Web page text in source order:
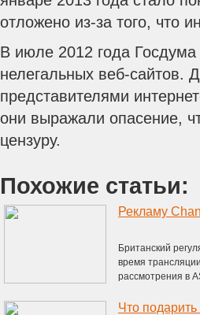
отложено из-за того, что
В июле 2012 года
нелегальных веб-сайтов.
представителями
они выражали опасение,
цензуру.
Похожие статьи:
Рекламу
Британский
время
рассмотрения в
Что